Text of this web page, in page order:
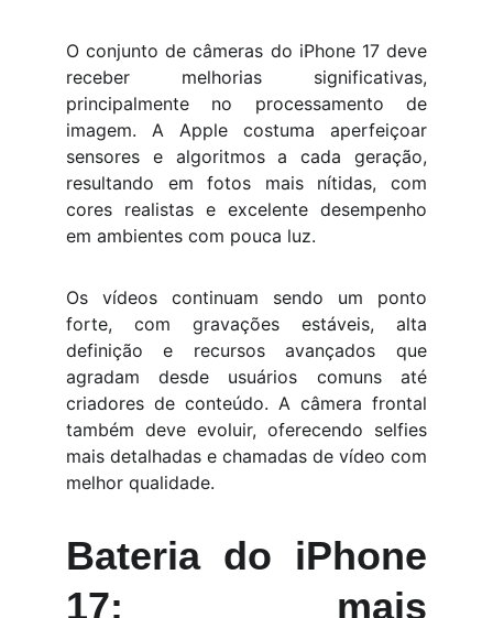
O conjunto de câmeras do iPhone 17 deve
receber melhorias significativas,
principalmente no processamento de
imagem. A Apple costuma aperfeiçoar
sensores e algoritmos a cada geração,
resultando em fotos mais nítidas, com
cores realistas e excelente desempenho
em ambientes com pouca luz.
Os vídeos continuam sendo um ponto
forte, com gravações estáveis, alta
definição e recursos avançados que
agradam desde usuários comuns até
criadores de conteúdo. A câmera frontal
também deve evoluir, oferecendo selfies
mais detalhadas e chamadas de vídeo com
melhor qualidade.
Bateria do iPhone
17: mais